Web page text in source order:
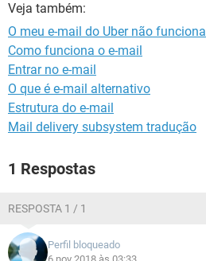
Veja também:
O meu e-mail do Uber não funciona
Como funciona o e-mail
Entrar no e-mail
O que é e-mail alternativo
Estrutura do e-mail
Mail delivery subsystem tradução
1 Respostas
RESPOSTA 1 / 1
Perfil bloqueado